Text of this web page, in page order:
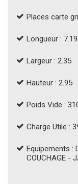
Places carte
Longueur : 7.19
Largeur : 2.35
Hauteur : 2.95
Poids Vide :
Charge Utile :
Equipements :
COUCHAGE -